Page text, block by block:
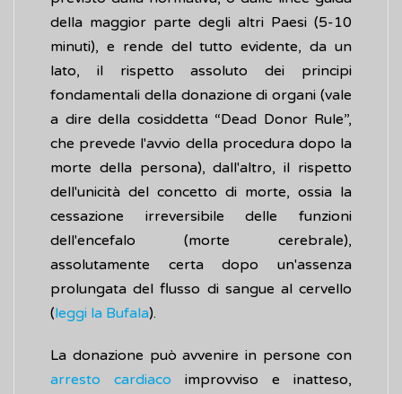
della maggior parte degli altri Paesi (5-10
minuti), e rende del tutto evidente, da un
lato, il rispetto assoluto dei principi
fondamentali della donazione di organi (vale
a dire della cosiddetta “Dead Donor Rule”,
che prevede l'avvio della procedura dopo la
morte della persona), dall'altro, il rispetto
dell'unicità del concetto di morte, ossia la
cessazione irreversibile delle funzioni
dell'encefalo (morte cerebrale),
assolutamente certa dopo un'assenza
prolungata del flusso di sangue al cervello
(leggi la Bufala).
La donazione può avvenire in persone con
arresto cardiaco improvviso e inatteso,